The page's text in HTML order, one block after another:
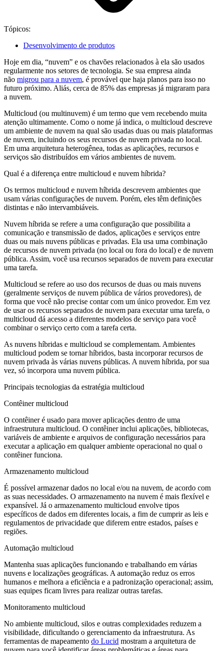
Tópicos:
Desenvolvimento de produtos
Hoje em dia, “nuvem” e os chavões relacionados à ela são usados
regularmente nos setores de tecnologia. Se sua empresa ainda
não migrou para a nuvem, é provável que haja planos para isso no
futuro próximo. Aliás, cerca de 85% das empresas já migraram para
a nuvem.
Multicloud (ou multinuvem) é um termo que vem recebendo muita
atenção ultimamente. Como o nome já indica, o multicloud descreve
um ambiente de nuvem na qual são usadas duas ou mais plataformas
de nuvem, incluindo os seus recursos de nuvem privada no local.
Em uma arquitetura heterogênea, todas as aplicações, recursos e
serviços são distribuídos em vários ambientes de nuvem.
Qual é a diferença entre multicloud e nuvem híbrida?
Os termos multicloud e nuvem híbrida descrevem ambientes que
usam várias configurações de nuvem. Porém, eles têm definições
distintas e não intervambiáveis.
Nuvem híbrida se refere a uma configuração que possibilita a
comunicação e transmissão de dados, aplicações e serviços entre
duas ou mais nuvens públicas e privadas. Ela usa uma combinação
de recursos de nuvem privada (no local ou fora do local) e de nuvem
pública. Assim, você usa recursos separados de nuvem para executar
uma tarefa.
Multicloud se refere ao uso dos recursos de duas ou mais nuvens
(geralmente serviços de nuvem pública de vários provedores), de
forma que você não precise contar com um único provedor. Em vez
de usar os recursos separados de nuvem para executar uma tarefa, o
multicloud dá acesso a diferentes modelos de serviço para você
combinar o serviço certo com a tarefa certa.
As nuvens híbridas e multicloud se complementam. Ambientes
multicloud podem se tornar híbridos, basta incorporar recursos de
nuvem privada às várias nuvens públicas. A nuvem híbrida, por sua
vez, só incorpora uma nuvem pública.
Principais tecnologias da estratégia multicloud
Contêiner multicloud
O contêiner é usado para mover aplicações dentro de uma
infraestrutura multicloud. O contêiner inclui aplicações, bibliotecas,
variáveis de ambiente e arquivos de configuração necessários para
executar a aplicação em qualquer ambiente operacional no qual o
contêiner funciona.
Armazenamento multicloud
É possível armazenar dados no local e/ou na nuvem, de acordo com
as suas necessidades. O armazenamento na nuvem é mais flexível e
expansível. Já o armazenamento multicloud envolve tipos
específicos de dados em diferentes locais, a fim de cumprir as leis e
regulamentos de privacidade que diferem entre estados, países e
regiões.
Automação multicloud
Mantenha suas aplicações funcionando e trabalhando em várias
nuvens e localizações geográficas. A automação reduz os erros
humanos e melhora a eficiência e a padronização operacional; assim,
suas equipes ficam livres para realizar outras tarefas.
Monitoramento multicloud
No ambiente multicloud, silos e outras complexidades reduzem a
visibilidade, dificultando o gerenciamento da infraestrutura. As
ferramentas de mapeamento do Lucid mostram a arquitetura de